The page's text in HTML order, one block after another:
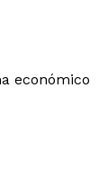
económico